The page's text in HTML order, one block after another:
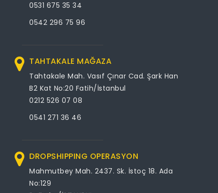
0531 675 35 34
0542 296 75 96
TAHTAKALE MAĞAZA
Tahtakale Mah. Vasıf Çınar Cad. Şark Han
B2 Kat No:20 Fatih/İstanbul
0212 526 07 08
0541 271 36 46
DROPSHIPPING OPERASYON
Mahmutbey Mah. 2437. Sk. İstoç 18. Ada
No:129